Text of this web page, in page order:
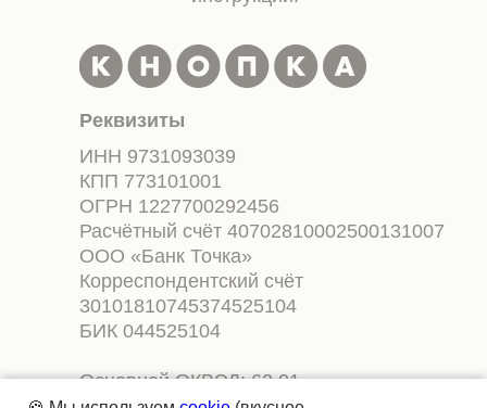
Реквизиты
Основной ОКВЭД: 62.01
ИНН 9731093039
КПП 773101001
ОГРН 1227700292456
Расчётный счёт 40702810002500131007
ООО «Банк Точка»
Корреспондентский счёт
30101810745374525104
БИК 044525104